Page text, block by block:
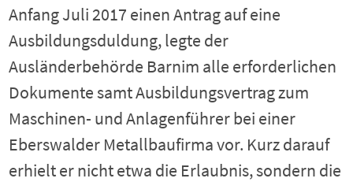
Anfang Juli 2017 einen Antrag auf eine
Ausbildungsduldung, legte der
Ausländerbehörde Barnim alle erforderlichen
Dokumente samt Ausbildungsvertrag zum
Maschinen- und Anlagenführer bei einer
Eberswalder Metallbaufirma vor. Kurz darauf
erhielt er nicht etwa die Erlaubnis, sondern die